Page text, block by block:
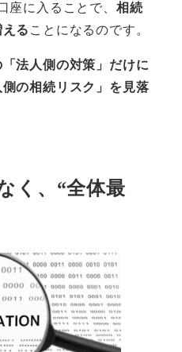
座に入ることで、 相続
る ことになるのです。
法人側の対策」だけに
の相続リスク」を見落
く、“全体最